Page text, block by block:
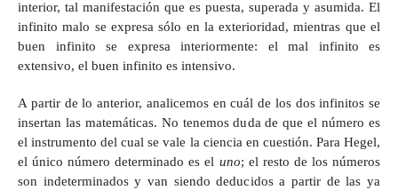
interior, tal manifestación que es puesta, superada y asumida. El
infinito malo se expresa sólo en la exterioridad, mientras que el
buen infinito se expresa interiormente: el mal infinito es
extensivo, el buen infinito es intensivo.
A partir de lo anterior, analicemos en cuál de los dos infinitos se
insertan las matemáticas. No tenemos duda de que el número es
el instrumento del cual se vale la ciencia en cuestión. Para Hegel,
el único número determinado es el uno; el resto de los números
son indeterminados y van siendo deducidos a partir de las ya